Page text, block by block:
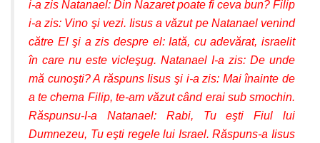
i-a zis Natanael: Din Nazaret poate fi ceva bun? Filip
i-a zis: Vino şi vezi. Iisus a văzut pe Natanael venind
către El şi a zis despre el: Iată, cu adevărat, israelit
în care nu este vicleşug. Natanael I-a zis: De unde
mă cunoşti? A răspuns Iisus şi i-a zis: Mai înainte de
a te chema Filip, te-am văzut când erai sub smochin.
Răspunsu-I-a Natanael: Rabi, Tu eşti Fiul lui
Dumnezeu, Tu eşti regele lui Israel. Răspuns-a Iisus